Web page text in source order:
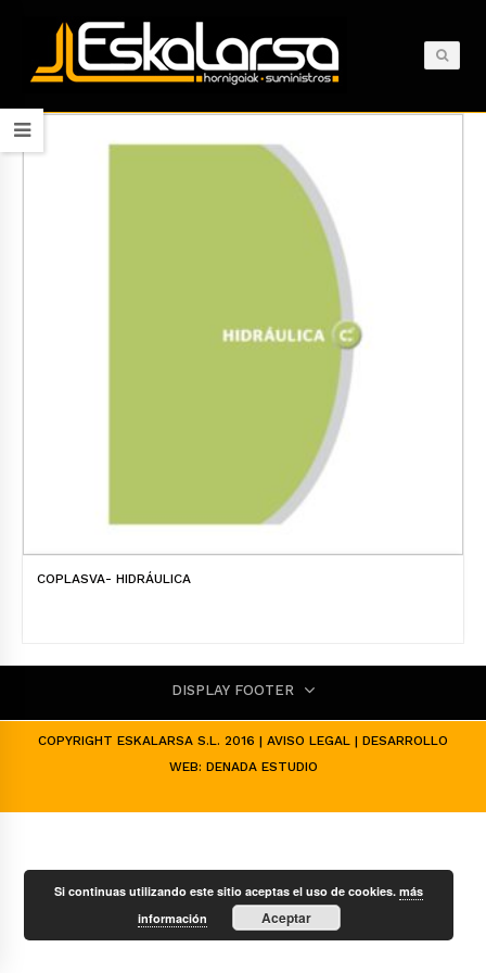
COPLASVA- HIDRÁULICA
DISPLAY FOOTER
COPYRIGHT ESKALARSA S.L. 2016 | AVISO LEGAL | DESARROLLO
WEB: DENADA ESTUDIO
Si continuas utilizando este sitio aceptas el uso de cookies.más
información
Aceptar